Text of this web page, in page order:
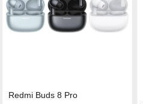
Redmi Buds 8 Pro